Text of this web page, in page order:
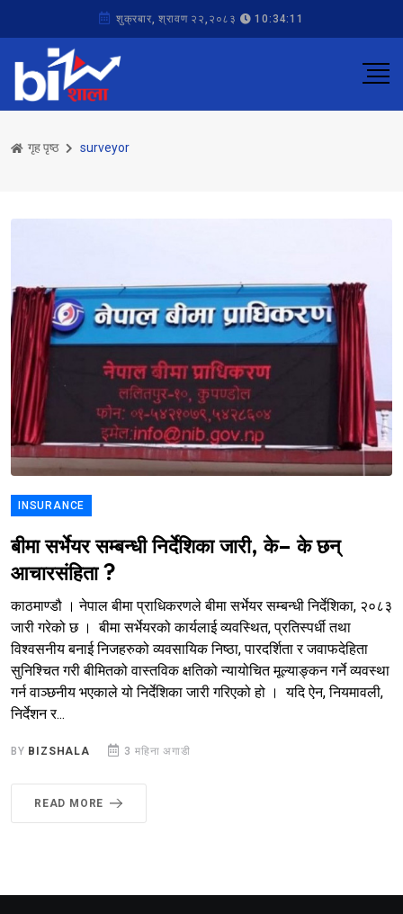
शुक्रबार, श्रावण २२,२०८३ 10:34:11
गृह पृष्ठ surveyor
INSURANCE
बीमा सर्भेयर सम्बन्धी निर्देशिका जारी, के– के छन्
आचारसंहिता ?
काठमाण्डौ । नेपाल बीमा प्राधिकरणले बीमा सर्भेयर सम्बन्धी निर्देशिका, २०८३
जारी गरेको छ । बीमा सर्भेयरको कार्यलाई व्यवस्थित, प्रतिस्पर्धी तथा
विश्वसनीय बनाई निजहरुको व्यवसायिक निष्ठा, पारदर्शिता र जवाफदेहिता
सुनिश्चित गरी बीमितको वास्तविक क्षतिको न्यायोचित मूल्याङ्कन गर्ने व्यवस्था
गर्न वाञ्छनीय भएकाले यो निर्देशिका जारी गरिएको हो । यदि ऐन, नियमावली,
निर्देशन र...
BY BIZSHALA 3 महिना अगाडी
READ MORE